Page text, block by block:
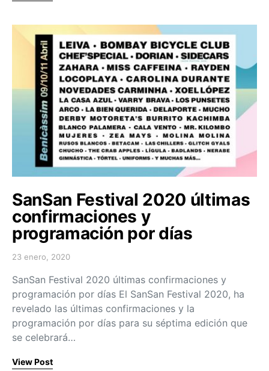
SanSan Festival 2020 últimas
confirmaciones y
programación por días
Posted on
23 enero, 2020
SanSan Festival 2020 últimas confirmaciones y
programación por días El SanSan Festival 2020, ha
revelado las últimas confirmaciones y la
programación por días para su séptima edición que
se celebrará…
View Post